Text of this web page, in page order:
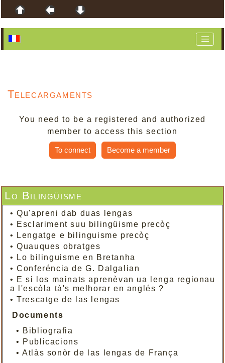
Lo Bilingüisme
•Qu'apreni dab duas lengas
• Esclariment suu bilingüisme precòç
•
Lengatge e bilinguisme precòç
•Quauques obratges
•
Lo bilinguisme en Bretanha
•Conferéncia de G. Dalgalian
• E si los mainats aprenèvan ua lenga regionau
a l'escòla tà's melhorar en anglés ?
•Trescatge de las lengas
Documents
• Bibliografia
• Publicacions
•Atlàs sonòr de las lengas de França
Telecargaments
You need to be a registered and authorized
member to access this section
To connect Become a member